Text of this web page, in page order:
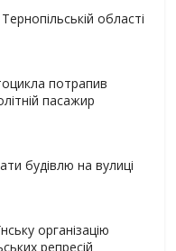
області
потрапив
пасажир
будівлю на вулиці
організацію
репресій